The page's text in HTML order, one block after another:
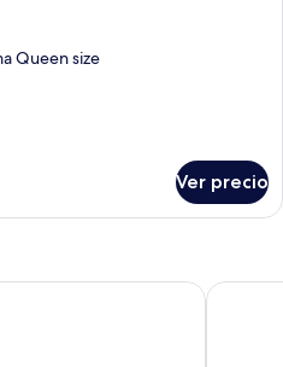
Queen size
Ver precio
Downtown Holiday